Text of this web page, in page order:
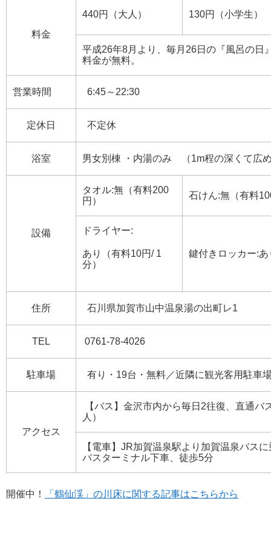
料金
440円（大人） 130円（小学生）
平成26年8月より、毎月26日の『風呂の日
料金が無料。
営業時間 6:45～22:30
定休日 不定休
浴室 男女別棟 ・内湯のみ （1m程の深くて広
設備
タオル:無（有料200
円）
石けん:無（有料
ドライヤー:
あり（有料10円/ 1
分）
鍵付きロッカー:あ
住所 石川県加賀市山中温泉湯の出町レ1
TEL 0761-78-4026
駐車場 有り・19台・無料／近隣に観光客用駐車
アクセス
【バス】金沢市内から毎日2往復、直通バ
人）
【電車】JR加賀温泉駅より加賀温泉バス
バスターミナル下車、徒歩5分
開催中！ 「鶴仙渓」の川床に関する記事はこちらから